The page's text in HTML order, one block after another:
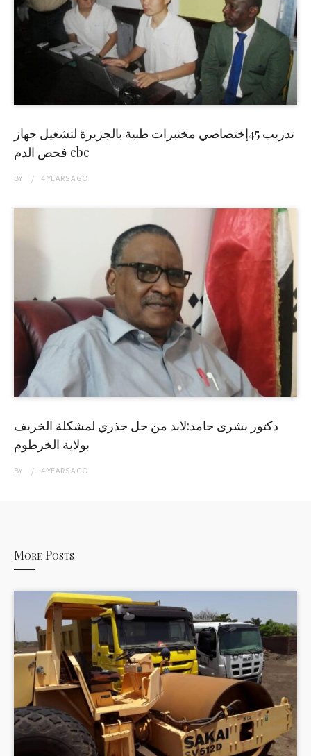
تدريب 45إختصاصي مختبرات طبية بالجزيرة لتشغيل جهاز
فحص الدم cbc
BY 4 YEARSAGO
دكتور بشرى حامد:لابد من حل جذري لمشكلة الخريف
بولاية الخرطوم
BY 4 YEARSAGO
More Posts